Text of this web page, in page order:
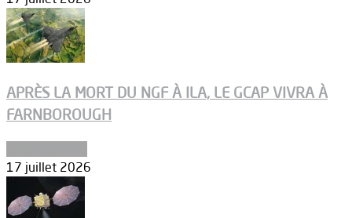
APRÈS LA MORT DU NGF À ILA, LE GCAP VIVRA À
FARNBOROUGH
17 juillet 2026